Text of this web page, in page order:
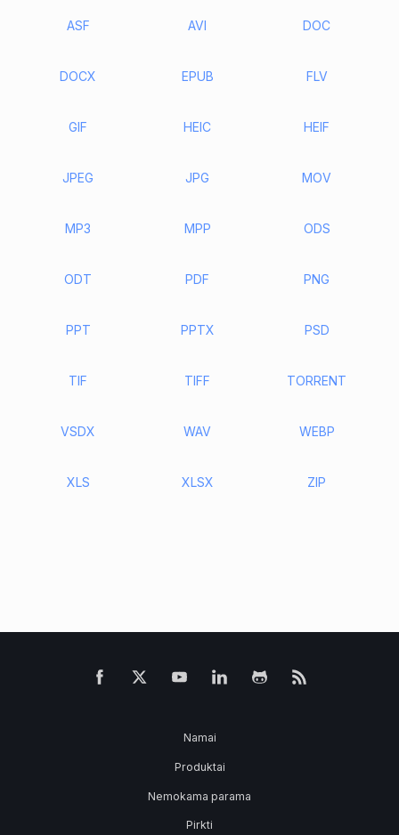
ASF AVI DOC
DOCX EPUB FLV
GIF HEIC HEIF
JPEG JPG MOV
MP3 MPP ODS
ODT PDF PNG
PPT PPTX PSD
TIF TIFF TORRENT
VSDX WAV WEBP
XLS XLSX ZIP
Namai
Produktai
Nemokama parama
Pirkti